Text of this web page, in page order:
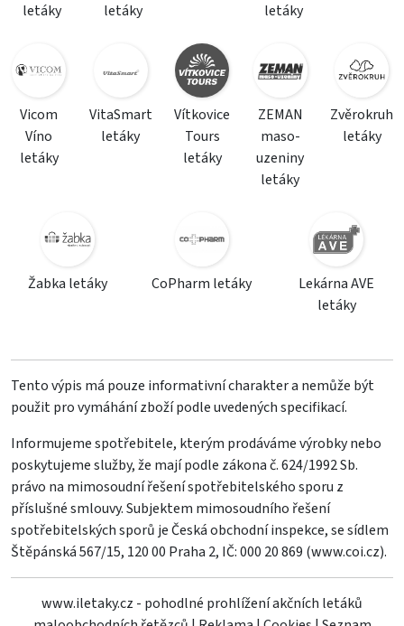
letáky
letáky
letáky
Vicom
Víno
letáky
VitaSmart
letáky
Vítkovice
Tours
letáky
ZEMAN
maso-
uzeniny
letáky
Zvěrokruh
letáky
Žabka letáky CoPharm letáky
Lekárna AVE
letáky
Tento výpis má pouze informativní charakter a nemůže být
použit pro vymáhání zboží podle uvedených specifikací.
Informujeme spotřebitele, kterým prodáváme výrobky nebo
poskytujeme služby, že mají podle zákona č. 624/1992 Sb.
právo na mimosoudní řešení spotřebitelského sporu z
příslušné smlouvy. Subjektem mimosoudního řešení
spotřebitelských sporů je Česká obchodní inspekce, se sídlem
Štěpánská 567/15, 120 00 Praha 2, IČ: 000 20 869 (www.coi.cz).
www.iletaky.cz - pohodlné prohlížení akčních letáků